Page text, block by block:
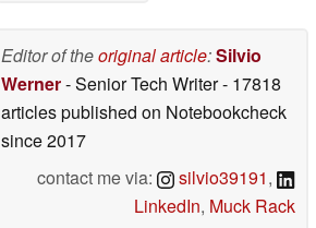
Editor of theoriginal article:Silvio
Werner- Senior Tech Writer- 17818
articles published on Notebookcheck
since 2017
contact me via:
silvio39191,
LinkedIn, Muck Rack